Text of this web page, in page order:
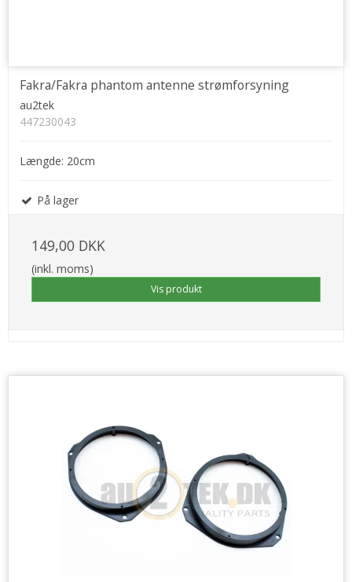
Fakra/Fakra phantom antenne strømforsyning
au2tek
447230043
Længde: 20cm
På lager
149,00 DKK
(inkl. moms)
Vis produkt